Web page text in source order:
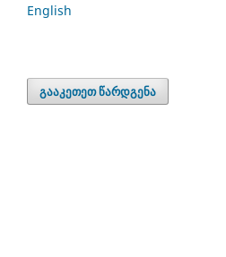
English
გააკეთეთ წარდგენა